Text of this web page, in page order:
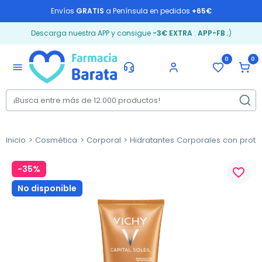
Envíos GRATIS a Península en pedidos +65€
Descarga nuestra APP y consigue -3€ EXTRA: APP-FB ;)
menu
0 0
Inicio Cosmética Corporal Hidratantes Corporales con
-35%
No disponible
favorite_border